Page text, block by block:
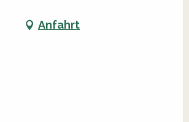
Anfahrt